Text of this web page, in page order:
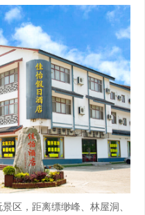
区，距离缥缈峰、林屋洞、